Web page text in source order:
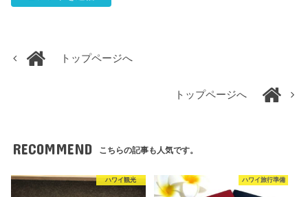
トップページへ
トップページへ
RECOMMEND こちらの記事も人気です。
ハワイ観光 ハワイ旅行準備